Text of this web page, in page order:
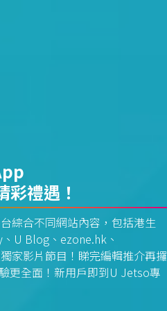
禮遇！
綜合不同網站內容，包括港生
U Blog、ezone.hk、
家影片節目！睇完編輯推介再攞
更全面！新用戶即到U Jetso專